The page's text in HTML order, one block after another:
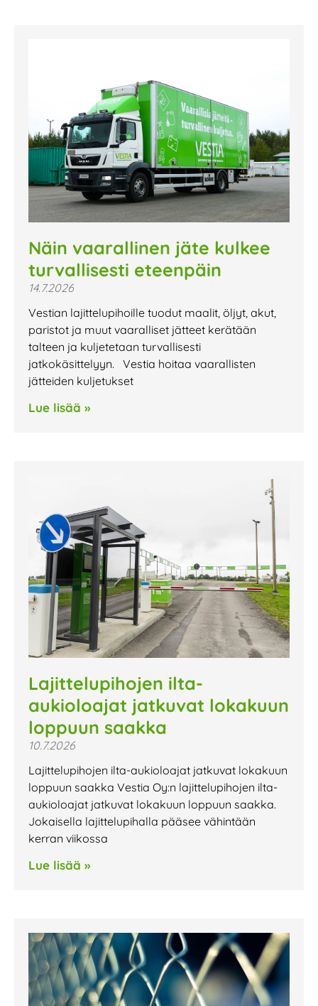
Näin vaarallinen jäte kulkee
turvallisesti eteenpäin
14.7.2026
Vestian lajittelupihoille tuodut maalit, öljyt, akut,
paristot ja muut vaaralliset jätteet kerätään
talteen ja kuljetetaan turvallisesti
jatkokäsittelyyn. Vestia hoitaa vaarallisten
jätteiden kuljetukset
Lue lisää »
Lajittelupihojen ilta-
aukioloajat jatkuvat lokakuun
loppuun saakka
10.7.2026
Lajittelupihojen ilta-aukioloajat jatkuvat lokakuun
loppuun saakka Vestia Oy:n lajittelupihojen ilta-
aukioloajat jatkuvat lokakuun loppuun saakka.
Jokaisella lajittelupihalla pääsee vähintään
kerran viikossa
Lue lisää »